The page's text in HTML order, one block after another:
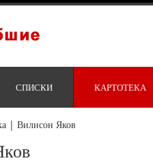
СПИСКИ КАРТОТЕКА
| Вилисон Яков